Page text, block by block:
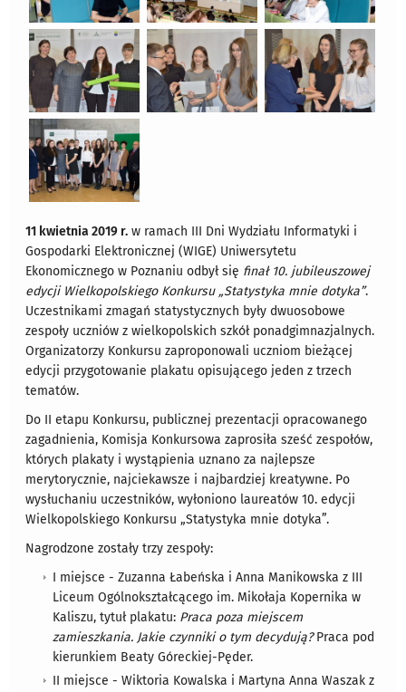
11 kwietnia 2019 r. w ramach III Dni Wydziału Informatyki i
Gospodarki Elektronicznej (WIGE) Uniwersytetu
Ekonomicznego w Poznaniu odbył się finał 10. jubileuszowej
edycji Wielkopolskiego Konkursu „Statystyka mnie dotyka”.
Uczestnikami zmagań statystycznych były dwuosobowe
zespoły uczniów z wielkopolskich szkół ponadgimnazjalnych.
Organizatorzy Konkursu zaproponowali uczniom bieżącej
edycji przygotowanie plakatu opisującego jeden z trzech
tematów.
Do II etapu Konkursu, publicznej prezentacji opracowanego
zagadnienia, Komisja Konkursowa zaprosiła sześć zespołów,
których plakaty i wystąpienia uznano za najlepsze
merytorycznie, najciekawsze i najbardziej kreatywne. Po
wysłuchaniu uczestników, wyłoniono laureatów 10. edycji
Wielkopolskiego Konkursu „Statystyka mnie dotyka”.
Nagrodzone zostały trzy zespoły:
I miejsce - Zuzanna Łabeńska i Anna Manikowska z III
Liceum Ogólnokształcącego im. Mikołaja Kopernika w
Kaliszu, tytuł plakatu: Praca poza miejscem
zamieszkania. Jakie czynniki o tym decydują?Praca pod
kierunkiem Beaty Góreckiej-Pęder.
II miejsce - Wiktoria Kowalska i Martyna Anna Waszak z